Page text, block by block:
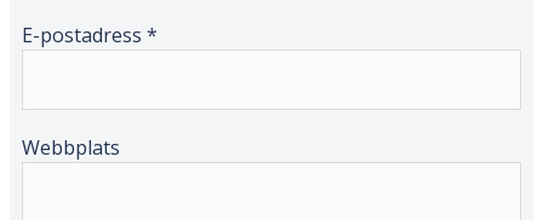
E-postadress *
Webbplats